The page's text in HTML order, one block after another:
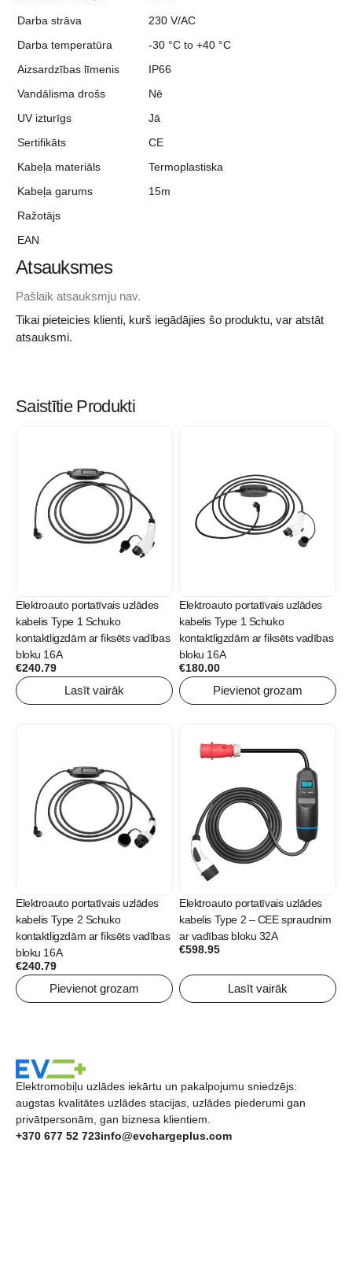
Darba strāva
230 V/AC
Darba temperatūra
-30 °C to +40 °C
Aizsardzības līmenis
IP66
Vandālisma drošs
Nē
UV izturīgs
Jā
Sertifikāts
CE
Kabeļa materiāls
Termoplastiska
Kabeļa garums
15m
Ražotājs
EAN
Atsauksmes
Pašlaik atsauksmju nav.
Tikai pieteicies klienti, kurš iegādājies šo produktu, var atstāt
atsauksmi.
Saistītie Produkti
Elektroauto portatīvais uzlādes
kabelis Type 1 Schuko
kontaktligzdām ar fiksēts vadības
bloku 16A
€240.79
Lasīt vairāk
Elektroauto portatīvais uzlādes
kabelis Type 1 Schuko
kontaktligzdām ar fiksēts vadības
bloku 16A
€180.00
Pievienot grozam
Elektroauto portatīvais uzlādes
kabelis Type 2 Schuko
kontaktligzdām ar fiksēts vadības
bloku 16A
€240.79
Pievienot grozam
Elektroauto portatīvais uzlādes
kabelis Type 2 – CEE spraudnim
ar vadības bloku 32A
€598.95
Lasīt vairāk
Elektromobiļu uzlādes iekārtu un pakalpojumu sniedzējs:
augstas kvalitātes uzlādes stacijas, uzlādes piederumi gan
privātpersonām, gan biznesa klientiem.
+370 677 52 723info@evchargeplus.com